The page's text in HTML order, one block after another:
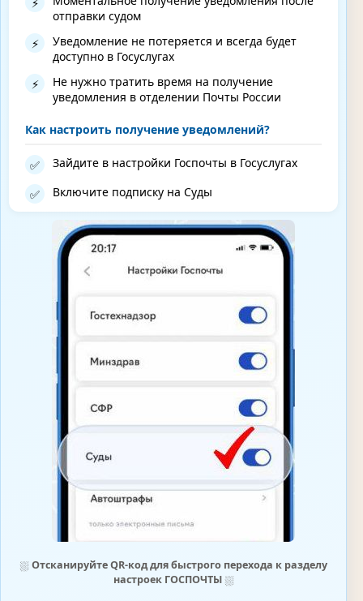
отправки судом
⚡
Уведомление не потеряется и всегда будет
доступно в Госуслугах
⚡
Не нужно тратить время на получение
уведомления в отделении Почты России
Как настроить получение уведомлений?
✅ Зайдите в настройки Госпочты в Госуслугах
✅ Включите подписку на Суды
⛆ Отсканируйте QR-код для быстрого перехода к разделу
настроек ГОСПОЧТЫ⛆